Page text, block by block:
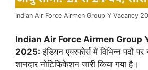
Indian Air Force Airmen Group Y Vacancy
Indian Air Force Airmen Group
2025: इंडियन एयरफोर्स में विभिन्न पदों
शानदार नोटिफिकेशन जारी किया गया है।